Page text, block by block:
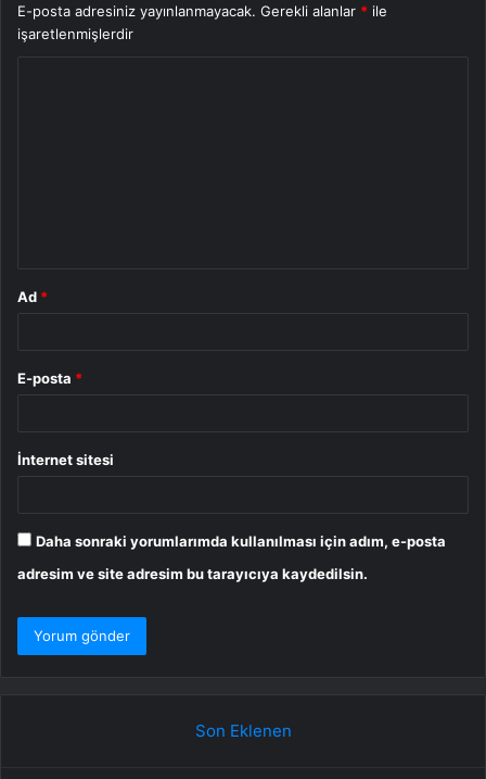
E-posta adresiniz yayınlanmayacak. Gerekli alanlar * ile
işaretlenmişlerdir
Ad *
E-posta *
İnternet sitesi
Daha sonraki yorumlarımda kullanılması için adım, e-posta
adresim ve site adresim bu tarayıcıya kaydedilsin.
Son Eklenen